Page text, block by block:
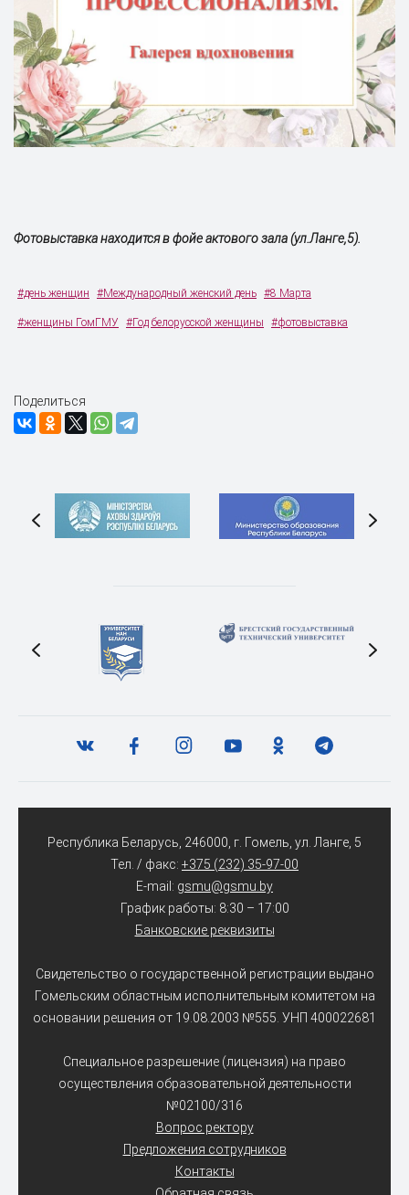
Фотовыставка находится в фойе актового зала (ул.Ланге,5).
#день женщин #Международный женский день #8 Марта
#женщины ГомГМУ #Год белорусской женщины #фотовыставка
Поделиться
Республика Беларусь, 246000, г. Гомель, ул. Ланге, 5
Тел. / факс: +375 (232) 35-97-00
E-mail: gsmu@gsmu.by
График работы: 8:30 – 17:00
Банковские реквизиты
Свидетельство о государственной регистрации выдано
Гомельским областным исполнительным комитетом на
основании решения от 19.08.2003 №555. УНП 400022681
Специальное разрешение (лицензия) на право
осуществления образовательной деятельности
№02100/316
Вопрос ректору
Предложения сотрудников
Контакты